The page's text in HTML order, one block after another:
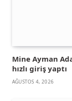
Mine Ayman
hızlı giriş yaptı
AĞUSTOS 4, 2026